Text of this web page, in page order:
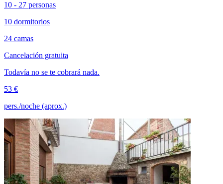
10 - 27 personas
10 dormitorios
24 camas
Cancelación gratuita
Todavía no se te cobrará nada.
53 €
pers./noche (aprox.)